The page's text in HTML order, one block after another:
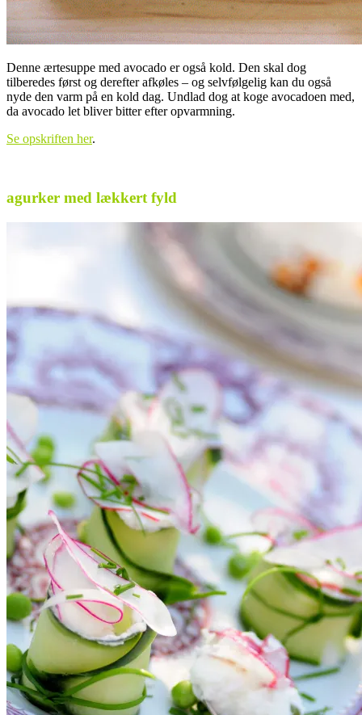
Denne ærtesuppe med avocado er også kold. Den skal dog
tilberedes først og derefter afkøles – og selvfølgelig kan du også
nyde den varm på en kold dag. Undlad dog at koge avocadoen med,
da avocado let bliver bitter efter opvarmning.
Se opskriften her.
agurker med lækkert fyld